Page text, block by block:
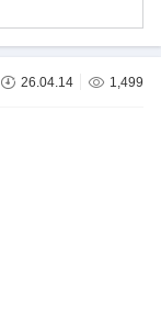
26.04.14 1,499